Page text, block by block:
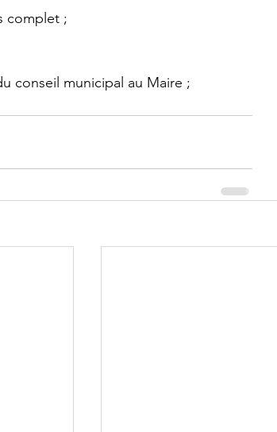
complet ;
conseil municipal au Maire ;